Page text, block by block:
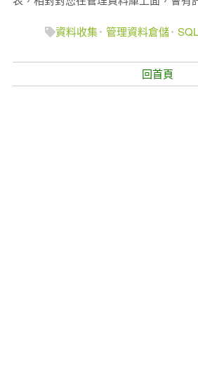
資料收集 管理資料倉儲 SQL
回首頁